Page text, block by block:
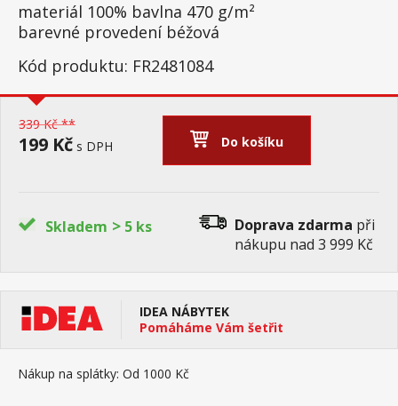
materiál 100% bavlna 470 g/m²
barevné provedení béžová
Kód produktu: FR2481084
339 Kč **
199 Kč s DPH Do košíku
Skladem > 5 ks Doprava zdarma při
nákupu nad 3 999 Kč
IDEA NÁBYTEK
Pomáháme Vám šetřit
Nákup na splátky: Od 1000 Kč